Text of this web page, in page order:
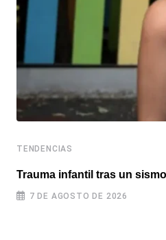
TENDENCIAS
Trauma infantil tras un
7 DE AGOSTO DE 2026